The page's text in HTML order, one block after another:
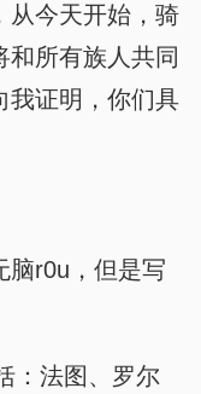
从今天开始，骑
和所有族人共同
我证明，你们具
脑r0u，但是写
：法图、罗尔